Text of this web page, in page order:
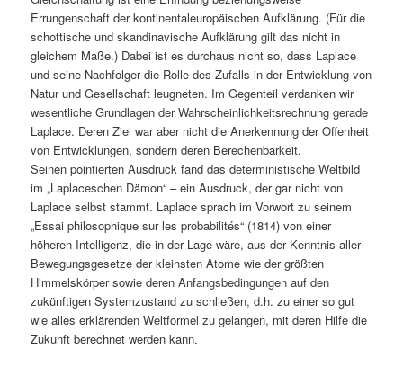
Errungenschaft der kontinentaleuropäischen Aufklärung. (Für die
schottische und skandinavische Aufklärung gilt das nicht in
gleichem Maße.) Dabei ist es durchaus nicht so, dass Laplace
und seine Nachfolger die Rolle des Zufalls in der Entwicklung von
Natur und Gesellschaft leugneten. Im Gegenteil verdanken wir
wesentliche Grundlagen der Wahrscheinlichkeitsrechnung gerade
Laplace. Deren Ziel war aber nicht die Anerkennung der Offenheit
von Entwicklungen, sondern deren Berechenbarkeit.
Seinen pointierten Ausdruck fand das deterministische Weltbild
im „Laplaceschen Dämon“ – ein Ausdruck, der gar nicht von
Laplace selbst stammt. Laplace sprach im Vorwort zu seinem
„Essai philosophique sur les probabilités“ (1814) von einer
höheren Intelligenz, die in der Lage wäre, aus der Kenntnis aller
Bewegungsgesetze der kleinsten Atome wie der größten
Himmelskörper sowie deren Anfangsbedingungen auf den
zukünftigen Systemzustand zu schließen, d.h. zu einer so gut
wie alles erklärenden Weltformel zu gelangen, mit deren Hilfe die
Zukunft berechnet werden kann.